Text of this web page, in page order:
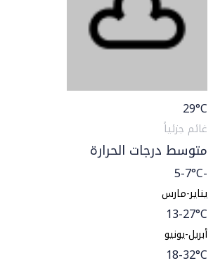
29°C
غائم جزئياً
متوسط درجات الحرارة
-5-7°C
يناير-مارس
13-27°C
أبريل-يونيو
18-32°C